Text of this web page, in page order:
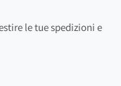
le tue spedizioni e